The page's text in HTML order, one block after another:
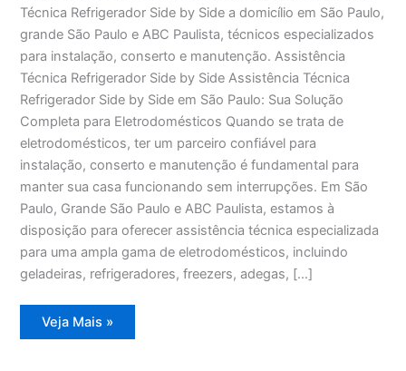
Técnica Refrigerador Side by Side a domicílio em São Paulo,
grande São Paulo e ABC Paulista, técnicos especializados
para instalação, conserto e manutenção. Assistência
Técnica Refrigerador Side by Side Assistência Técnica
Refrigerador Side by Side em São Paulo: Sua Solução
Completa para Eletrodomésticos Quando se trata de
eletrodomésticos, ter um parceiro confiável para
instalação, conserto e manutenção é fundamental para
manter sua casa funcionando sem interrupções. Em São
Paulo, Grande São Paulo e ABC Paulista, estamos à
disposição para oferecer assistência técnica especializada
para uma ampla gama de eletrodomésticos, incluindo
geladeiras, refrigeradores, freezers, adegas, […]
Assistência
Técnica
Veja Mais »